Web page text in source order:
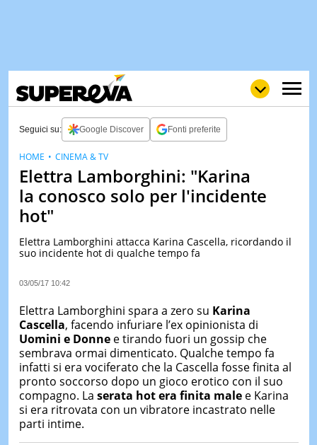
LOL
WOW
POP
&
Seguici su: Google Discover Fonti preferite
Elettra Lamborghini: "Karina
la conosco solo per l'incidente
hot"
Elettra Lamborghini attacca Karina Cascella, ricordando il
suo incidente hot di qualche tempo fa
03/05/17 10:42
HOME CINEMA & TV
Elettra Lamborghini spara a zero su Karina
Cascella, facendo infuriare l’ex opinionista di
Uomini e Donnee tirando fuori un gossip che
sembrava ormai dimenticato. Qualche tempo fa
infatti si era vociferato che la Cascella fosse finita al
pronto soccorso dopo un gioco erotico con il suo
compagno. La serata hot era finita malee Karina
si era ritrovata con un vibratore incastrato nelle
parti intime.